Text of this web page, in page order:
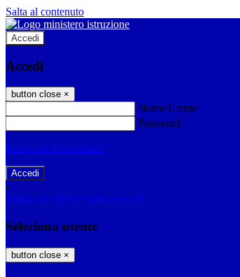
Salta al contenuto
Accedi
Accedi
button close ×
Nome Utente
Password
Password dimenticata?
-
Entra con SPID Entra con CIE
Seleziona utente
button close ×